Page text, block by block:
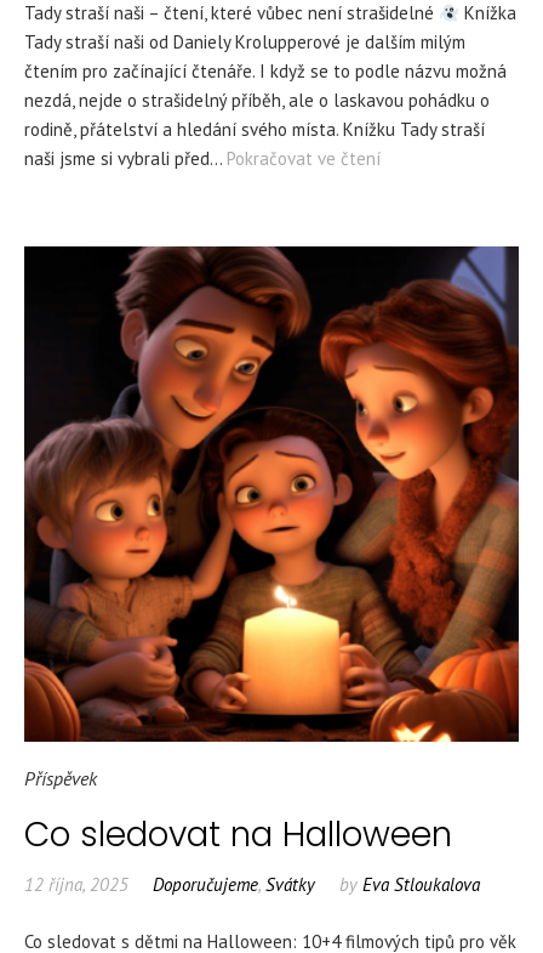
Tady straší naši – čtení, které vůbec není strašidelné
Knížka
Tady straší naši od Daniely Krolupperové je dalším milým
čtením pro začínající čtenáře. I když se to podle názvu možná
nezdá, nejde o strašidelný příběh, ale o laskavou pohádku o
rodině, přátelství a hledání svého místa. Knížku Tady straší
naši jsme si vybrali před… Pokračovat ve čtení
Příspěvek
Co sledovat na Halloween
12 října, 2025 Doporučujeme, Svátky by Eva Stloukalova
Co sledovat s dětmi na Halloween: 10+4 filmových tipů pro věk